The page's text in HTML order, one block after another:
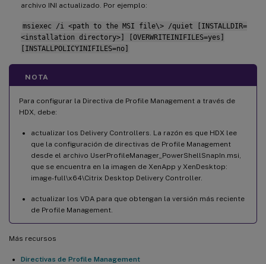
archivo INI actualizado. Por ejemplo:
msiexec /i <path to the MSI file\> /quiet [INSTALLDIR=
<installation directory>] [OVERWRITEINIFILES=yes]
[INSTALLPOLICYINIFILES=no]
NOTA
Para configurar la Directiva de Profile Management a través de
HDX, debe:
actualizar los Delivery Controllers. La razón es que HDX lee
que la configuración de directivas de Profile Management
desde el archivo UserProfileManager_PowerShellSnapIn.msi,
que se encuentra en la imagen de XenApp y XenDesktop:
image-full\x64\Citrix Desktop Delivery Controller.
actualizar los VDA para que obtengan la versión más reciente
de Profile Management.
Más recursos
Directivas de Profile Management